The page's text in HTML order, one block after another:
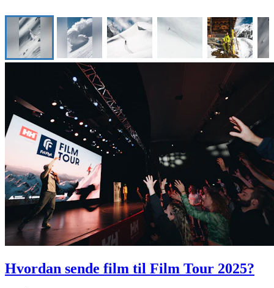
Hvordan sende film til Film Tour 2025?